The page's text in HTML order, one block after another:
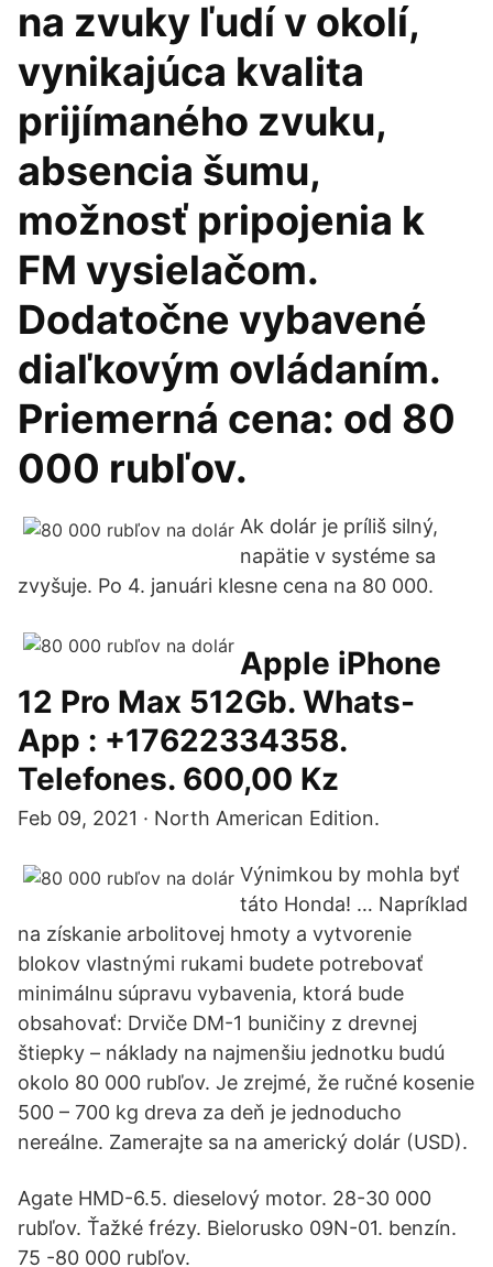
na zvuky ľudí v okolí,
vynikajúca kvalita
prijímaného zvuku,
absencia šumu,
možnosť pripojenia k
FM vysielačom.
Dodatočne vybavené
diaľkovým ovládaním.
Priemerná cena: od 80
000 rubľov.
Ak dolár je príliš silný,
napätie v systéme sa
zvyšuje. Po 4. januári klesne cena na 80 000.
Apple iPhone
12 Pro Max 512Gb. Whats-
App : +17622334358.
Telefones. 600,00 Kz
Feb 09, 2021 · North American Edition.
Výnimkou by mohla byť
táto Honda! … Napríklad
na získanie arbolitovej hmoty a vytvorenie
blokov vlastnými rukami budete potrebovať
minimálnu súpravu vybavenia, ktorá bude
obsahovať: Drviče DM-1 buničiny z drevnej
štiepky – náklady na najmenšiu jednotku budú
okolo 80 000 rubľov. Je zrejmé, že ručné kosenie
500 – 700 kg dreva za deň je jednoducho
nereálne. Zamerajte sa na americký dolár (USD).
Agate HMD-6.5. dieselový motor. 28-30 000
rubľov. Ťažké frézy. Bielorusko 09N-01. benzín.
75 -80 000 rubľov.